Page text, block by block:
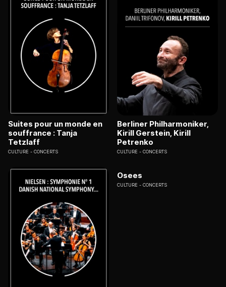
Suites pour un monde en
souffrance : Tanja
Tetzlaff
CULTURE CONCERTS
Berliner Philharmoniker,
Kirill Gerstein, Kirill
Petrenko
CULTURE CONCERTS
Osees
CULTURE CONCERTS